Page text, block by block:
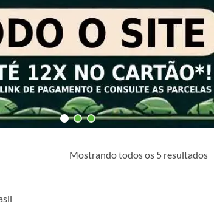
Mostrando todos os 5 resultados